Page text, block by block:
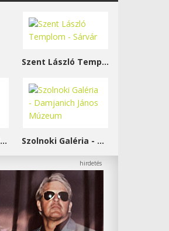
Szent László Templom - Sárvár
Református templom - Salgótarján Szolnoki Galéria - Damjanich János Múzeum